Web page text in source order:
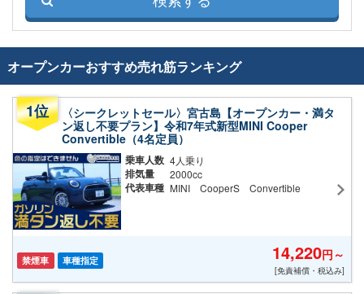
オープンカーおすすめ売れ筋ランキング
〈シークレットセール〉宮古島【オープンカー・満タ
ン返し不要プラン】令和7年式新型MINI Cooper
Convertible（4名定員）
乗車人数 4人乗り
排気量 2000cc
代表車種 MINI CooperS Convertible
禁煙車 車種指定 14,220円～
[免責補償・税込み]